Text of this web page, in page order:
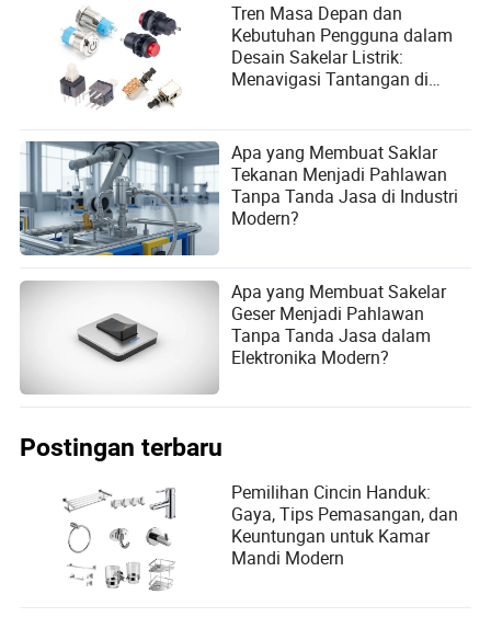
Tren Masa Depan dan
Kebutuhan Pengguna dalam
Desain Sakelar Listrik:
Menavigasi Tantangan di
Apa yang Membuat Saklar
Tekanan Menjadi Pahlawan
Tanpa Tanda Jasa di Industri
Modern?
Apa yang Membuat Sakelar
Geser Menjadi Pahlawan
Tanpa Tanda Jasa dalam
Elektronika Modern?
Postingan terbaru
Pemilihan Cincin Handuk:
Gaya, Tips Pemasangan, dan
Keuntungan untuk Kamar
Mandi Modern